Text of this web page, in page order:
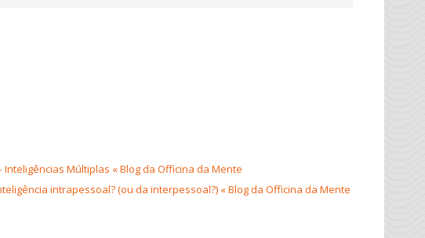
Múltiplas « Blog da Officina da Mente
intrapessoal? (ou da interpessoal?) « Blog da Officina da Mente